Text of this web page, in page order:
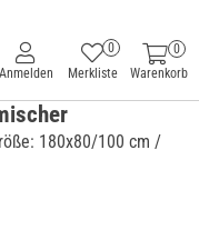
0
Warenkorb
Merkliste
0
Anmelden
180x80/100 cm /